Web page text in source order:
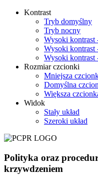
Kontrast
Tryb domyślny
Tryb nocny
Wysoki kontrast
Wysoki kontrast
Wysoki kontrast
Rozmiar czcionki
Mniejsza
Domyślna
Większa
Widok
Stały układ
Szeroki układ
Polityka oraz
krzywdzeniem